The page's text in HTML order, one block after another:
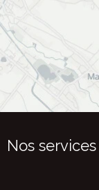
Nos services